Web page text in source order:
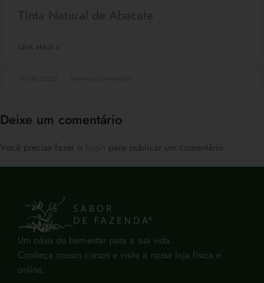
Tinta Natural de Abacate
LEIA MAIS »
Deixe um comentário
Você precisa fazer o login para publicar um comentário.
Um oásis de bem-estar para a sua vida.
Conheça nossos cursos e visite a nossa loja física e
online.